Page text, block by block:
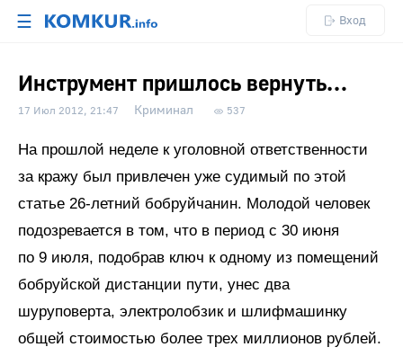
☰ Вход
Инструмент пришлось вернуть…
17 Июл 2012, 21:47 Криминал 537
На прошлой неделе к уголовной ответственности
за кражу был привлечен уже судимый по этой
статье 26-летний бобруйчанин. Молодой человек
подозревается в том, что в период с 30 июня
по 9 июля, подобрав ключ к одному из помещений
бобруйской дистанции пути, унес два
шуруповерта, электролобзик и шлифмашинку
общей стоимостью более трех миллионов рублей.